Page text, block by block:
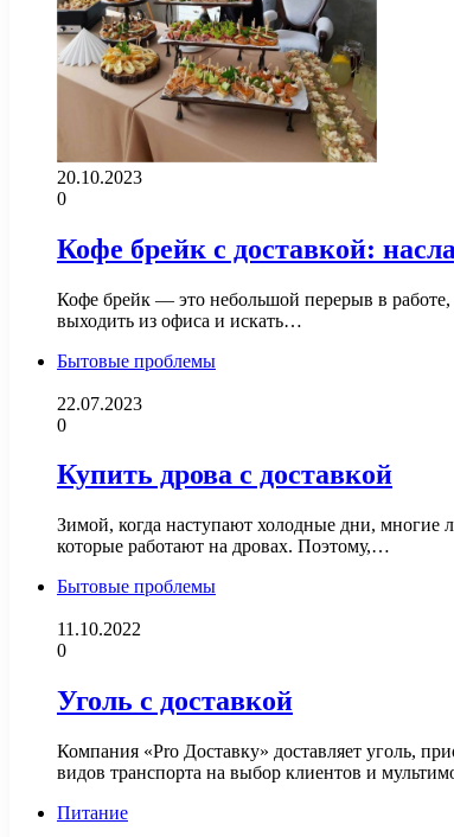
20.10.2023
0
Кофе брейк с доставкой:
Кофе брейк — это небольшой перерыв в работе,
выходить из офиса и искать…
Бытовые проблемы
22.07.2023
0
Купить дрова с доставкой
Зимой, когда наступают холодные дни, многие
которые работают на дровах. Поэтому,…
Бытовые проблемы
11.10.2022
0
Уголь с доставкой
Компания «Pro Доставку» доставляет уголь,
видов транспорта на выбор клиентов и
Питание